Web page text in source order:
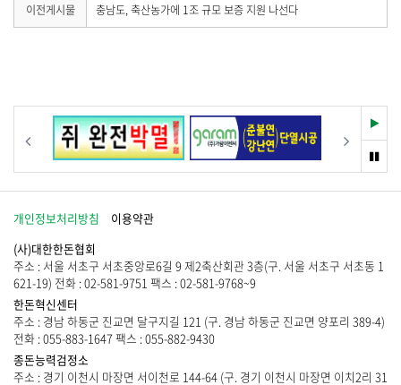
게
니
다
.
이전게시물
이
전
없
습
니
다
.
충남도, 축산농가에 1조 규모 보증 지원 나선다
재
생
멈
춤
개인정보처리방침
이용약관
(사)대한한돈협회
주소 : 서울 서초구 서초중앙로6길 9 제2축산회관 3층(구. 서울 서초구 서초동 1
621-19) 전화 : 02-581-9751 팩스 : 02-581-9768~9
한돈혁신센터
주소 : 경남 하동군 진교면 달구지길 121 (구. 경남 하동군 진교면 양포리 389-4)
전화 : 055-883-1647 팩스 : 055-882-9430
종돈능력검정소
주소 : 경기 이천시 마장면 서이천로 144-64 (구. 경기 이천시 마장면 이치2리 31